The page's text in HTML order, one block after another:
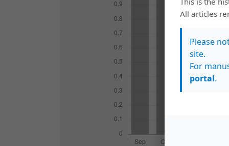
All articles
Please
site.
For
portal.